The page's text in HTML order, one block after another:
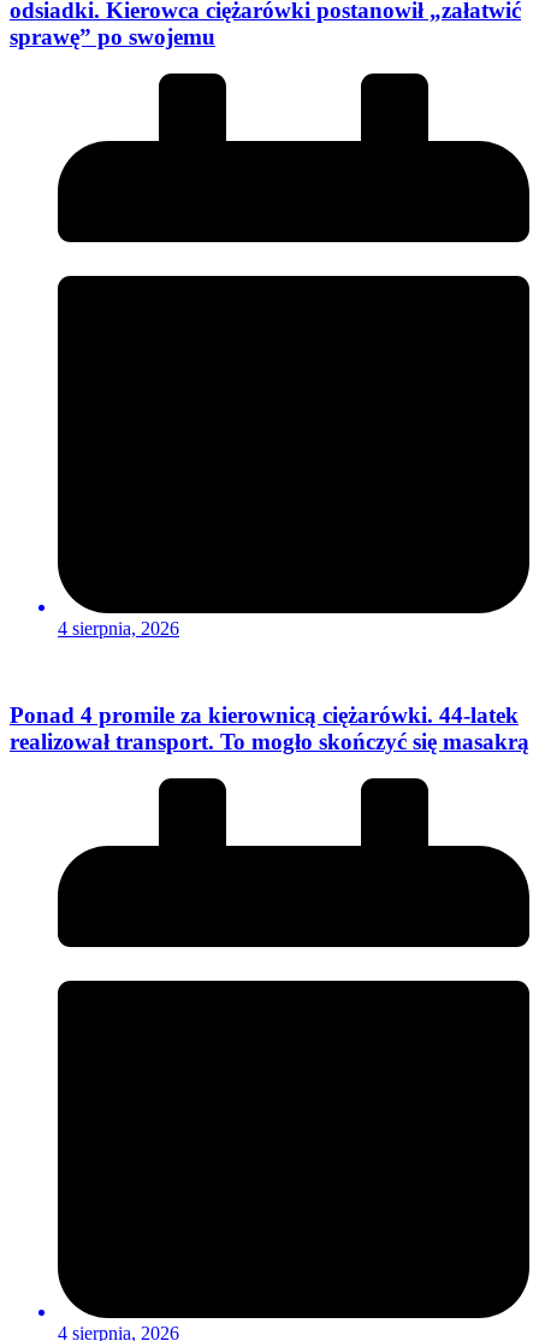
odsiadki. Kierowca ciężarówki postanowił „załatwić
sprawę” po swojemu
4 sierpnia, 2026
Ponad 4 promile za kierownicą ciężarówki. 44-latek
realizował transport. To mogło skończyć się masakrą
4 sierpnia, 2026